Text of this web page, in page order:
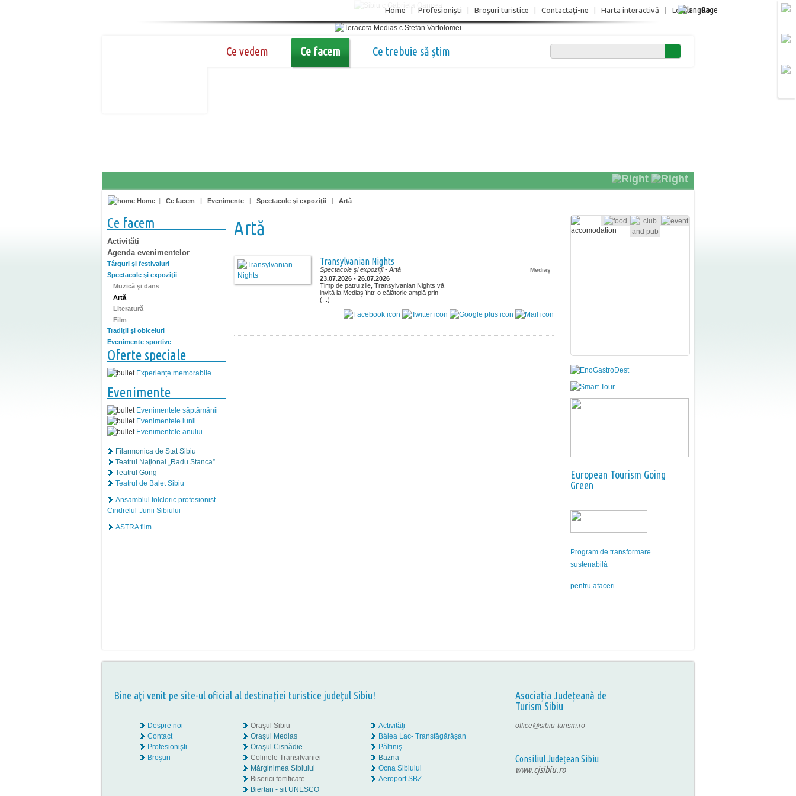
Login Ro
Home Profesionişti Broşuri turistice Contactaţi-ne Harta interactivă
Ce vedem Ce facem Ce trebuie să știm
Home | Ce facem | Evenimente | Spectacole şi expoziţii | Artă
Ce facem
Activități
Agenda evenimentelor
Târguri şi festivaluri
Spectacole şi expoziţii
Muzică şi dans
Artă
Literatură
Film
Tradiţii şi obiceiuri
Evenimente sportive
Oferte speciale
Experiențe memorabile
Evenimente
Evenimentele săptămânii
Evenimentele lunii
Evenimentele anului
Filarmonica de Stat Sibiu
Teatrul Naţional „Radu Stanca”
Teatrul Gong
Teatrul de Balet Sibiu
Ansamblul folcloric profesionist
Cindrelul-Junii Sibiului
ASTRA film
Artă
Transylvanian Nights
Mediaș
Spectacole şi expoziţii - Artă
23.07.2026 - 26.07.2026
Timp de patru zile, Transylvanian Nights vă
invită la Mediaș într-o călătorie amplă prin
(...)
European Tourism Going
Green
Program de transformare
sustenabilă
pentru afaceri
Bine aţi venit pe site-ul oficial al destinației turistice județul Sibiu!
Asociația Județeană de
Turism Sibiu
Despre noi
Contact
Profesionişti
Broşuri
Oraşul Sibiu
Oraşul Mediaş
Oraşul Cisnădie
Colinele Transilvaniei
Mărginimea Sibiului
Biserici fortificate
Biertan - sit UNESCO
Activităţi
Bâlea Lac- Transfăgărășan
Păltiniş
Bazna
Ocna Sibiului
Aeroport SBZ
office@sibiu-turism.ro
Consiliul Județean Sibiu
www.cjsibiu.ro